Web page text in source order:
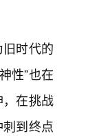
时代的
性”也在
在挑战
到终点